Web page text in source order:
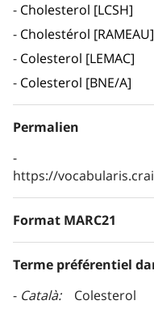
Cholesterol [LCSH]
Cholestérol [RAMEAU]
Colesterol [LEMAC]
Colesterol [BNE/A]
Permalien
https://
Format MARC21
Terme préférentiel
Català
Colesterol